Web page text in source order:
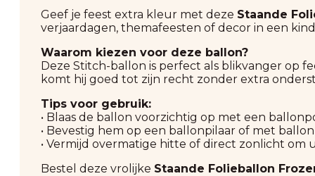
Geef je feest extra kleur met deze Staande
verjaardagen, themafeesten of decor in een
Waarom kiezen voor deze ballon?
Deze Stitch-ballon is perfect als blikvanger op
komt hij goed tot zijn recht zonder extra
Tips voor gebruik:
• Blaas de ballon voorzichtig op met een
• Bevestig hem op een ballonpilaar of met
• Vermijd overmatige hitte of direct zonlicht
Bestel deze vrolijke Staande Folieballon